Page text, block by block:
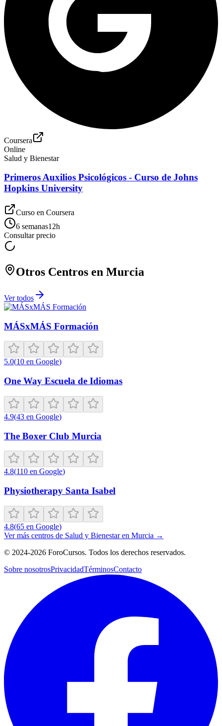
Coursera
Online
Salud y Bienestar
Primeros Auxilios Psicológicos - Curso de Johns
Hopkins University
Curso en Coursera
6 semanas12h
Consultar precio
Otros Centros en Murcia
Ver todos
MÁSxMÁS Formación
5.0(10 en Google)
One Way Escuela de Idiomas
4.9(43 en Google)
The Boxer Club Murcia
4.8(110 en Google)
Physiotherapy Santa Isabel
4.8(65 en Google)
Ver más centros de Salud y Bienestaren Murcia →
© 2024-2026 ForoCursos. Todos los derechos reservados.
Sobre nosotrosPrivacidadTérminosContacto